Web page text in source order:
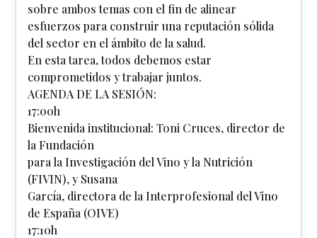
sobre ambos temas con el fin de alinear
esfuerzos para construir una reputación sólida
del sector en el ámbito de la salud.
En esta tarea, todos debemos estar
comprometidos y trabajar juntos.
AGENDA DE LA SESIÓN:
17:00h
Bienvenida institucional: Toni Cruces, director de
la Fundación
para la Investigación del Vino y la Nutrición
(FIVIN), y Susana
García, directora de la Interprofesional del Vino
de España (OIVE)
17:10h